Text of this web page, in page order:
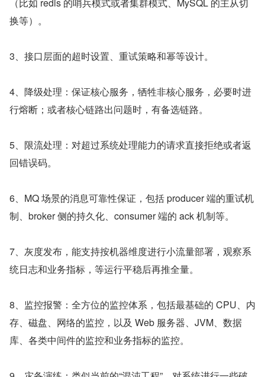
换等）。
3、接口层面的超时设置、重试策略和幂等设计。
4、降级处理：保证核心服务，牺牲非核心服务，必要时进
行熔断；或者核心链路出问题时，有备选链路。
5、限流处理：对超过系统处理能力的请求直接拒绝或者返
回错误码。
6、MQ 场景的消息可靠性保证，包括 producer 端的重试机
制、broker 侧的持久化、consumer 端的 ack 机制等。
7、灰度发布，能支持按机器维度进行小流量部署，观察系
统日志和业务指标，等运行平稳后再推全量。
8、监控报警：全方位的监控体系，包括最基础的 CPU、内
存、磁盘、网络的监控，以及 Web 服务器、JVM、数据
库、各类中间件的监控和业务指标的监控。